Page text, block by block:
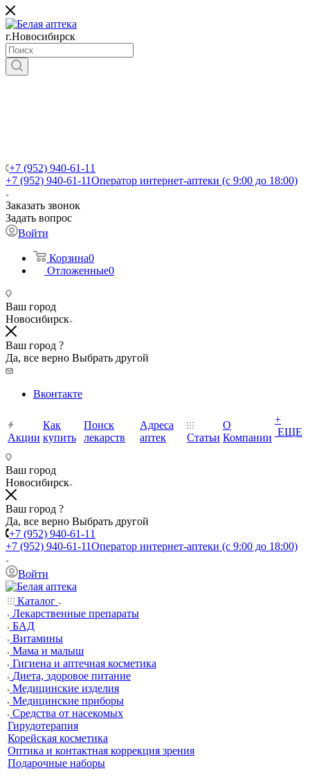
г.Новосибирск
+7 (952) 940-61-11
+7 (952) 940-61-11Оператор интернет-аптеки (с 9:00 до 18:00)
Заказать звонок
Задать вопрос
Войти
Корзина0
Отложенные0
Ваш город
Новосибирск
Ваш город ?
Да, все верно Выбрать другой
Вконтакте
Акции
Как
купить
Поиск
лекарств
Адреса
аптек
Статьи
О
Компании
+
ЕЩЕ
Ваш город
Новосибирск
Ваш город ?
Да, все верно Выбрать другой
+7 (952) 940-61-11
+7 (952) 940-61-11Оператор интернет-аптеки (с 9:00 до 18:00)
Войти
Каталог
Лекарственные препараты
БАД
Витамины
Мама и малыш
Гигиена и аптечная косметика
Диета, здоровое питание
Медицинские изделия
Медицинские приборы
Средства от насекомых
Гирудотерапия
Корейская косметика
Оптика и контактная коррекция зрения
Подарочные наборы